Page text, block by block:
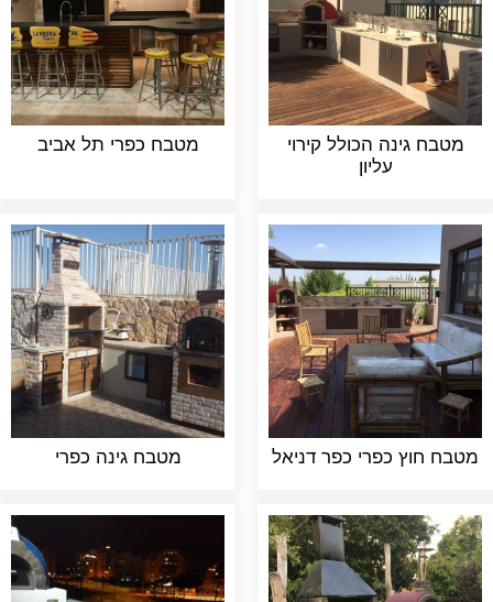
מטבח גינה הכולל קירוי
עליון
מטבח כפרי תל אביב
מטבח חוץ כפרי כפר דניאל מטבח גינה כפרי